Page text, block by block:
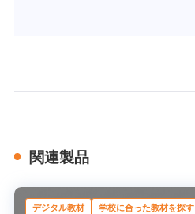
関連製品
デジタル教材 学校に合った教材を探す